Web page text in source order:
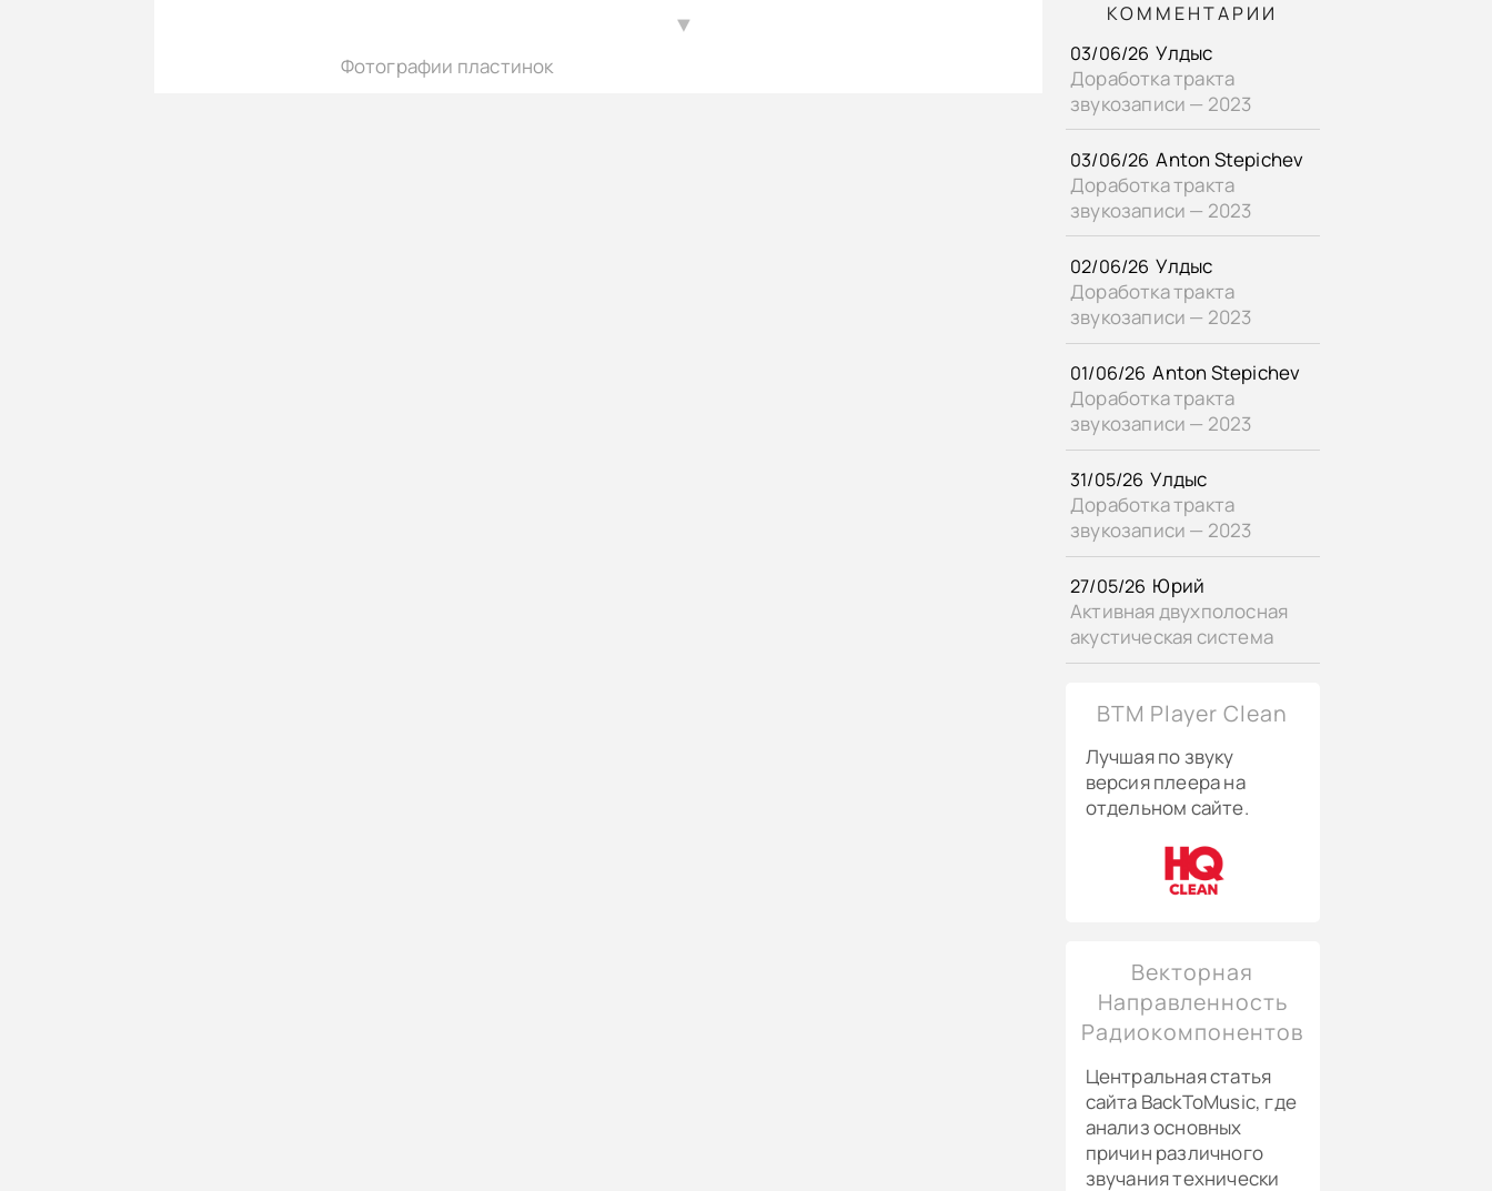
▲
Фотографии пластинок
КОММЕНТАРИИ
03/06/26 Улдыс
Доработка тракта
звукозаписи — 2023
03/06/26 Anton Stepichev
Доработка тракта
звукозаписи — 2023
02/06/26 Улдыс
Доработка тракта
звукозаписи — 2023
01/06/26 Anton Stepichev
Доработка тракта
звукозаписи — 2023
31/05/26 Улдыс
Доработка тракта
звукозаписи — 2023
27/05/26 Юрий
Активная двухполосная
акустическая система
BTM Player Clean
Лучшая по звуку
версия плеера на
отдельном сайте.
Векторная
Направленность
Радиокомпонентов
Центральная статья
сайта BackToMusic, где
анализ основных
причин различного
звучания технически